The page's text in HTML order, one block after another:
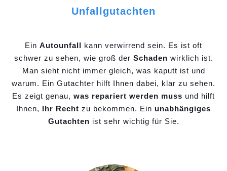
Unfallgutachten
Ein Autounfall kann verwirrend sein. Es ist oft
schwer zu sehen, wie groß der Schaden wirklich ist.
Man sieht nicht immer gleich, was kaputt ist und
warum. Ein Gutachter hilft Ihnen dabei, klar zu sehen.
Es zeigt genau, was repariert werden muss und hilft
Ihnen, Ihr Recht zu bekommen. Ein unabhängiges
Gutachten ist sehr wichtig für Sie.